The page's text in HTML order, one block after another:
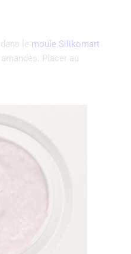
le moule Silikomart
Placer au